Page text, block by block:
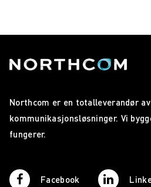
Northcom er en totalleverandør
kommunikasjonsløsninger. Vi
fungerer.
Facebook